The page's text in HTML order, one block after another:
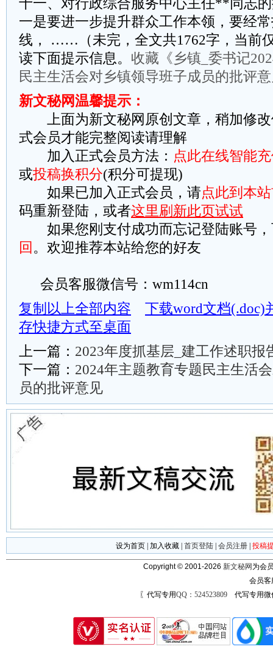
十一、对行政综合服务中心主任**同志
一是要进一步提升群众工作本领，要经
线， ……（未完，全文共1762字，当前
读下面提示信息。 收藏《乡镇_委书记
民主生活会对乡镇领导班子成员的批评
新文秘网温馨提示：
上面为新文秘网原创文章，稍加修改
式会员才能完整阅读请理解
加入正式会员方法： 点此在线智能
或投稿换积分(积分可提现)
如果已加入正式会员，请点此到本
码重新登陆，或者这里刷新此页试试
如果您刚支付成功而忘记登陆账号，
回 。欢迎推荐本站给您的好友
会员客服微信号：wm114cn
复制以上全部内容
下载word文档(.doc)
存快捷方式至桌面
上一篇： 2023年度抓基层_建工作述职报
下一篇： 2024年主题教育专题民主生活
员的批评意见
设为首页 加入收藏 首页登陆 会员注册 投稿
Copyright © 2001-2026 新文秘网 为会
会员
〖代写专用QQ：524523809代写专用微